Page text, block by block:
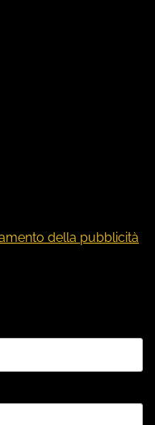
della pubblicità